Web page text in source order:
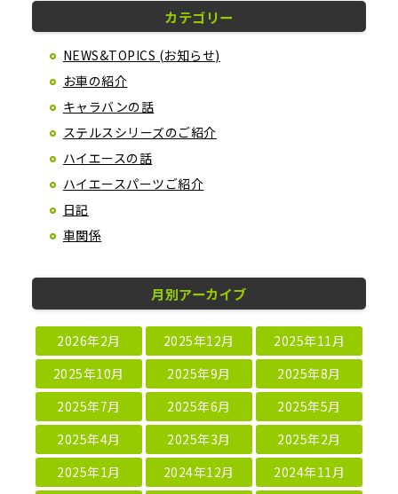
カテゴリー
NEWS&TOPICS (お知らせ)
お車の紹介
キャラバンの話
ステルスシリーズのご紹介
ハイエースの話
ハイエースパーツご紹介
日記
車関係
月別アーカイブ
2026年2月 2025年12月
2025年11月
2025年10月
2025年9月
2025年8月
2025年7月
2025年6月
2025年5月
2025年4月
2025年3月
2025年2月
2025年1月
2024年12月
2024年11月